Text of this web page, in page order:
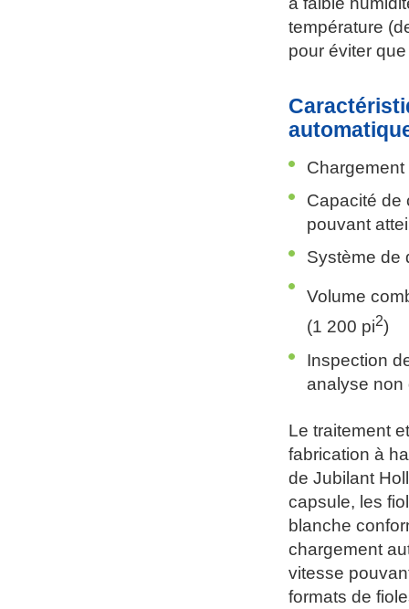
température
pour éviter
Capacité de
pouvant
Système de
Volume
(1 200 pi2)
Inspection
analyse non
Le traitement
fabrication à
de Jubilant
capsule, les
blanche
chargement
vitesse
formats de